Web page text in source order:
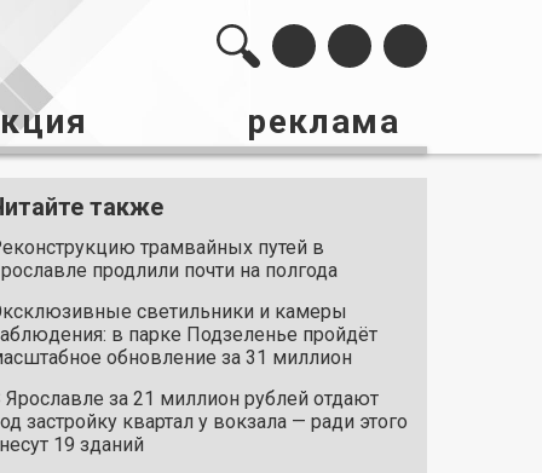
реклама
также
трамвайных путей в
продлили почти на полгода
светильники и камеры
в парке Подзеленье пройдёт
обновление за 31 миллион
Ярославле за 21 миллион рублей отдают
застройку квартал у вокзала — ради этого
19 зданий